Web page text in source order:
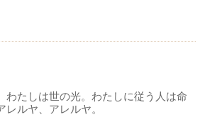
わたしは世の光。わたしに従う人は命
ルヤ、アレルヤ。